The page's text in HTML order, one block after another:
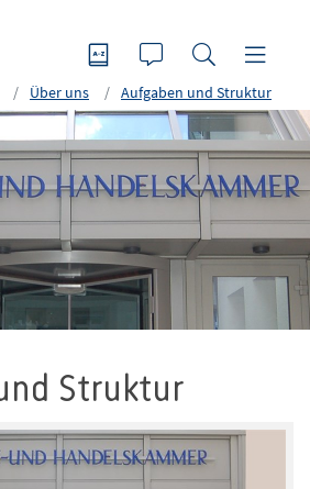
Über uns Aufgaben und Struktur
Struktur